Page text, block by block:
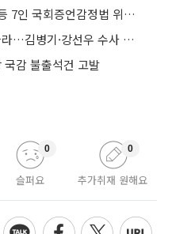
과방위, ‘쿠팡’ 김범석·로저스 등 7인 국회증언감정법 위반 고발
공천 전후 금품 의혹 고발 잇따라…김병기·강선우 수사 확대
감 불출석건 고발
슬퍼요
0
추가취재 원해요
0